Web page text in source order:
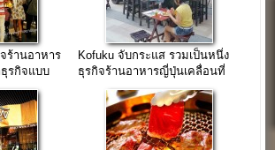
ร้านอาหาร
รกิจแบบ
Kofuku จับกระแส รวมเป็นหนึ่ง
ธุรกิจร้านอาหารญี่ปุ่นเคลื่อนที่
ยอดขาย 1.3 ล้านบาท/เดือน